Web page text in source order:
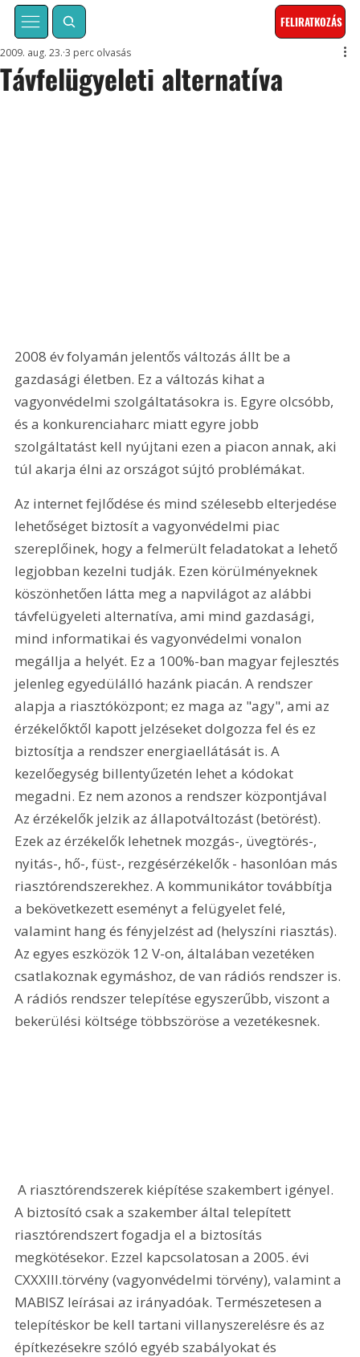
FELIRATKOZÁS
Távfelügyeleti alternatíva
2009. aug. 23. 3 perc olvasás
2008 év folyamán jelentős változás állt be a
gazdasági életben. Ez a változás kihat a
vagyonvédelmi szolgáltatásokra is. Egyre olcsóbb,
és a konkurenciaharc miatt egyre jobb
szolgáltatást kell nyújtani ezen a piacon annak, aki
túl akarja élni az országot sújtó problémákat.
Az internet fejlődése és mind szélesebb elterjedése
lehetőséget biztosít a vagyonvédelmi piac
szereplőinek, hogy a felmerült feladatokat a lehető
legjobban kezelni tudják. Ezen körülményeknek
köszönhetően látta meg a napvilágot az alábbi
távfelügyeleti alternatíva, ami mind gazdasági,
mind informatikai és vagyonvédelmi vonalon
megállja a helyét. Ez a 100%-ban magyar fejlesztés
jelenleg egyedülálló hazánk piacán. A rendszer
alapja a riasztóközpont; ez maga az "agy", ami az
érzékelőktől kapott jelzéseket dolgozza fel és ez
biztosítja a rendszer energiaellátását is. A
kezelőegység billentyűzetén lehet a kódokat
megadni. Ez nem azonos a rendszer központjával
Az érzékelők jelzik az állapotváltozást (betörést).
Ezek az érzékelők lehetnek mozgás-, üvegtörés-,
nyitás-, hő-, füst-, rezgésérzékelők - hasonlóan más
riasztórendszerekhez. A kommunikátor továbbítja
a bekövetkezett eseményt a felügyelet felé,
valamint hang és fényjelzést ad (helyszíni riasztás).
Az egyes eszközök 12 V-on, általában vezetéken
csatlakoznak egymáshoz, de van rádiós rendszer is.
A rádiós rendszer telepítése egyszerűbb, viszont a
bekerülési költsége többszöröse a vezetékesnek.
A riasztórendszerek kiépítése szakembert igényel.
A biztosító csak a szakember által telepített
riasztórendszert fogadja el a biztosítás
megkötésekor. Ezzel kapcsolatosan a 2005. évi
CXXXIII.törvény (vagyonvédelmi törvény), valamint a
MABISZ leírásai az irányadóak. Természetesen a
telepítéskor be kell tartani villanyszerelésre és az
építkezésekre szóló egyéb szabályokat és